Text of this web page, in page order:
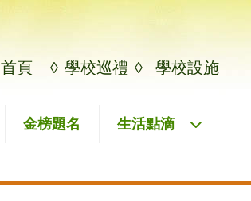
首頁 ◊ 學校巡禮 ◊ 學校設施
金榜題名 生活點滴